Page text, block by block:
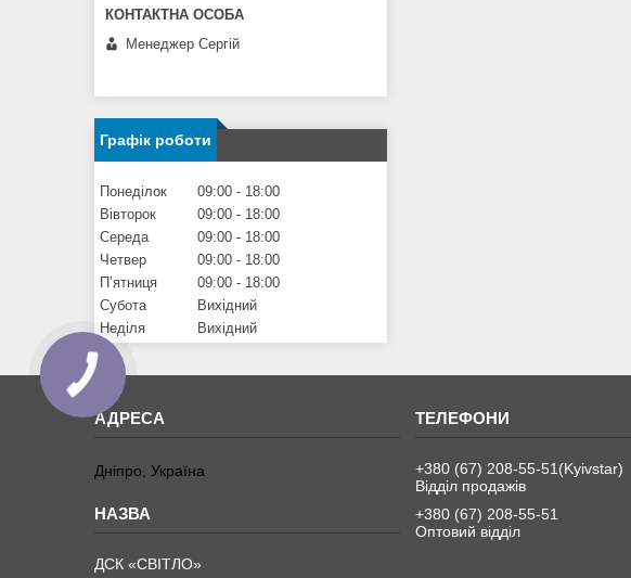
Менеджер Сергій
Графік роботи
Понеділок 09:00
18:00
Вівторок
09:00
18:00
Середа
09:00
18:00
Четвер
09:00
18:00
Пʼятниця
09:00
18:00
Субота
Вихідний
Неділя
Вихідний
Дніпро, Україна
ДСК «СВІТЛО»
+380 (67) 208-55-51 Kyivstar
Відділ продажів
+380 (67) 208-55-51
Оптовий відділ